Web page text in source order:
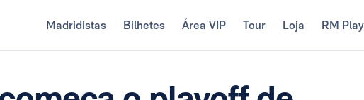
Madridistas Bilhetes Área VIP Tour Loja RM Play